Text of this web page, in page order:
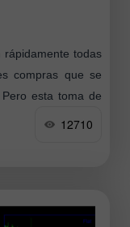
todas
compras que se
esta toma de
12710